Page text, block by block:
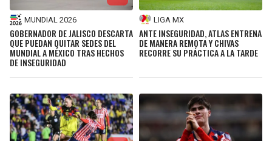
MUNDIAL 2026
GOBERNADOR DE JALISCO DESCARTA
QUE PUEDAN QUITAR SEDES DEL
MUNDIAL A MÉXICO TRAS HECHOS
DE INSEGURIDAD
LIGA MX
ANTE INSEGURIDAD, ATLAS ENTRENA
DE MANERA REMOTA Y CHIVAS
RECORRE SU PRÁCTICA A LA TARDE